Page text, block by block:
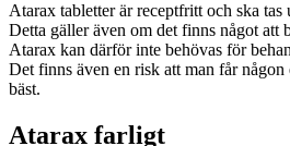
Atarax tabletter är receptfritt och ska tas
Detta gäller även om det finns något att
Atarax kan därför inte behövas för
Det finns även en risk att man får någon
bäst.
Atarax farligt